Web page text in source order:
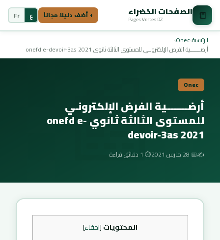
📒 الصفحات الخضراء
Pages Vertes DZ + أضف دليلاً مجاناً ع Fr
الرئيسية›
Onec
›
أرضـــــــية الفرض الإلكترونـي للمستوى الثالثة ثانوي onefd e-devoir-3as 2021
📰 Onec
أرضـــــــية الفرض الإلكترونـي
للمستوى الثالثة ثانوي onefd e-
devoir-3as 2021
✍️📅 28 مارس 2021 ⏱️ 1 دقائق قراءة
المحتويات [اخفاء]